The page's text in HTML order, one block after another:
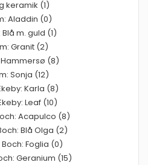
keramik (1)
Aladdin (0)
m. guld (1)
Granit (2)
(8)
Sonja (12)
Karla (8)
Leaf (10)
Acapulco (8)
Blå Olga (2)
Foglia (0)
Geranium (15)